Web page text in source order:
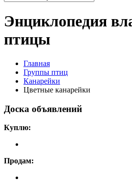
Энциклопедия
птицы
Главная
Группы птиц
Канарейки
Цветные канарейки
Доска объявлений
Куплю:
Продам: